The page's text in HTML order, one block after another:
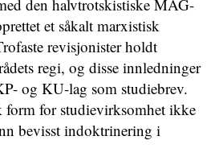
den halvtrotskistiske MAG-
et såkalt marxistisk
revisjonister holdt
regi, og disse innledninger
og KU-lag som studiebrev.
form for studievirksomhet ikke
bevisst indoktrinering i